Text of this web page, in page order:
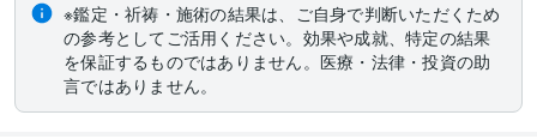
※鑑定・祈祷・施術の結果は、ご自身で判断いただくため
の参考としてご活用ください。効果や成就、特定の結果
を保証するものではありません。医療・法律・投資の助
言ではありません。